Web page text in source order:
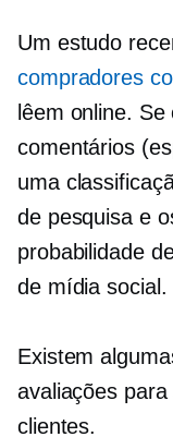
Um estudo
compradores
lêem online.
comentários
uma
de pesquisa e
probabilidade
de mídia social.
Existem
avaliações
clientes.